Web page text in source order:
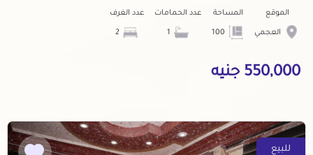
الموقع
العجمي
المساحة عدد الحمامات عدد الغرف
550,000 جنيه
للبيع